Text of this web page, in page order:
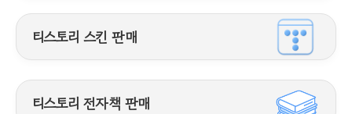
티스토리 스킨 판매
티스토리 전자책 판매